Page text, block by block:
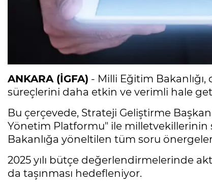
ANKARA (İGFA) - Milli Eğitim
süreçlerini daha etkin ve verimli hale
Bu çerçevede, Strateji Geliştirme
Yönetim Platformu" ile milletvekillerinin
Bakanlığa yöneltilen tüm soru
2025 yılı bütçe değerlendirmelerinde
da taşınması hedefleniyor.